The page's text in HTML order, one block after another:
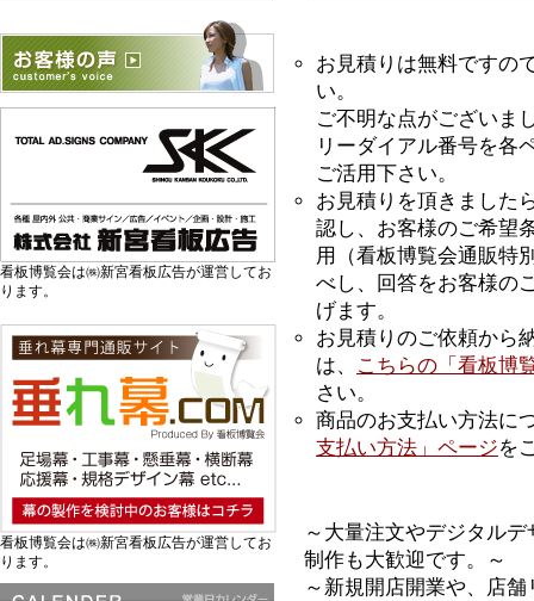
お見積りは無料ですの
い。
ご不明な点がございま
リーダイアル番号を各
ご活用下さい。
お見積りを頂きました
認し、お客様のご希望
用（看板博覧会通販特
べし、回答をお客様の
げます。
お見積りのご依頼から
は、
こちらの「看板博
さい。
商品のお支払い方法に
支払い方法」ページを
～大量注文やデジタル
制作も大歓迎です。～
～新規開店開業や、店
看板博覧会は㈱新宮看板広告が運営してお
ります。
看板博覧会は㈱新宮看板広告が運営してお
ります。